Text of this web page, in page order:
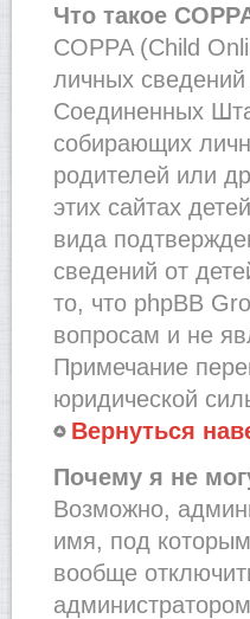
Что такое
COPPA (Child
личных сведений
Соединенных
собирающих
родителей или
этих сайтах
вида
сведений от
то, что phpBB
вопросам и не
Примечание
юридической
Вернуться
Почему я не
Возможно,
имя, под
вообще